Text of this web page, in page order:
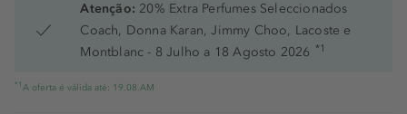
Atenção: 20% Extra Perfumes Seleccionados
Coach, Donna Karan, Jimmy Choo, Lacoste e
Montblanc - 8 Julho a 18 Agosto 2026 *1
*1 A oferta é válida até: 19.08.AM